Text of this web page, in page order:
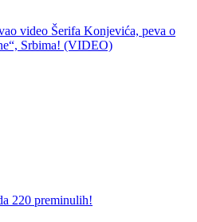
video Šerifa Konjevića, peva o
Srbima! (VIDEO)
220 preminulih!